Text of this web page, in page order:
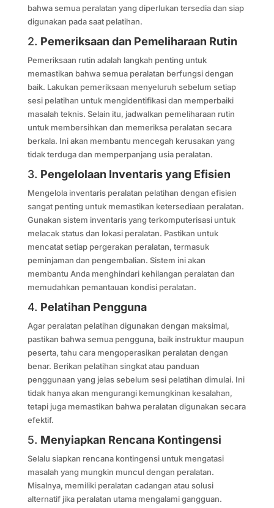
bahwa semua peralatan yang diperlukan tersedia dan siap
digunakan pada saat pelatihan.
2. Pemeriksaan dan Pemeliharaan Rutin
Pemeriksaan rutin adalah langkah penting untuk
memastikan bahwa semua peralatan berfungsi dengan
baik. Lakukan pemeriksaan menyeluruh sebelum setiap
sesi pelatihan untuk mengidentifikasi dan memperbaiki
masalah teknis. Selain itu, jadwalkan pemeliharaan rutin
untuk membersihkan dan memeriksa peralatan secara
berkala. Ini akan membantu mencegah kerusakan yang
tidak terduga dan memperpanjang usia peralatan.
3. Pengelolaan Inventaris yang Efisien
Mengelola inventaris peralatan pelatihan dengan efisien
sangat penting untuk memastikan ketersediaan peralatan.
Gunakan sistem inventaris yang terkomputerisasi untuk
melacak status dan lokasi peralatan. Pastikan untuk
mencatat setiap pergerakan peralatan, termasuk
peminjaman dan pengembalian. Sistem ini akan
membantu Anda menghindari kehilangan peralatan dan
memudahkan pemantauan kondisi peralatan.
4. Pelatihan Pengguna
Agar peralatan pelatihan digunakan dengan maksimal,
pastikan bahwa semua pengguna, baik instruktur maupun
peserta, tahu cara mengoperasikan peralatan dengan
benar. Berikan pelatihan singkat atau panduan
penggunaan yang jelas sebelum sesi pelatihan dimulai. Ini
tidak hanya akan mengurangi kemungkinan kesalahan,
tetapi juga memastikan bahwa peralatan digunakan secara
efektif.
5. Menyiapkan Rencana Kontingensi
Selalu siapkan rencana kontingensi untuk mengatasi
masalah yang mungkin muncul dengan peralatan.
Misalnya, memiliki peralatan cadangan atau solusi
alternatif jika peralatan utama mengalami gangguan.